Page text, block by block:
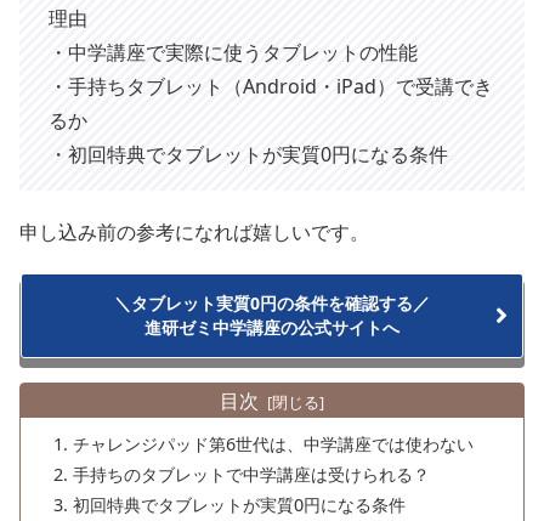
理由
・中学講座で実際に使うタブレットの性能
・手持ちタブレット（Android・iPad）で受講でき
るか
・初回特典でタブレットが実質0円になる条件
申し込み前の参考になれば嬉しいです。
＼タブレット実質0円の条件を確認する／
進研ゼミ中学講座の公式サイトへ
目次
チャレンジパッド第6世代は、中学講座では使わない
手持ちのタブレットで中学講座は受けられる？
初回特典でタブレットが実質0円になる条件